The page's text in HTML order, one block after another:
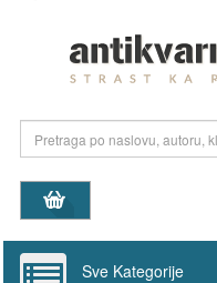
Sve Kategorije